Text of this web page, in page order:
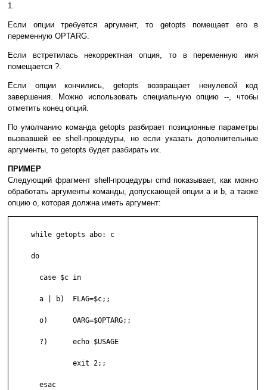
1.
Если опции требуется аргумент, то getopts помещает его в
переменную OPTARG.
Если встретилась некорректная опция, то в переменную имя
помещается ?.
Если опции кончились, getopts возвращает ненулевой код
завершения. Можно использовать специальную опцию --, чтобы
отметить конец опций.
По умолчанию команда getopts разбирает позиционные параметры
вызвавшей ее shell-процедуры, но если указать дополнительные
аргументы, то getopts будет разбирать их.
ПРИМЕР
Следующий фрагмент shell-процедуры cmd показывает, как можно
обработать аргументы команды, допускающей опции a и b, а также
опцию o, которая должна иметь аргумент:
     while getopts abo: c
     do
       case $c in
       a | b)  FLAG=$c;;
       o)      OARG=$OPTARG;;
       ?)      echo $USAGE
               exit 2;;
       esac